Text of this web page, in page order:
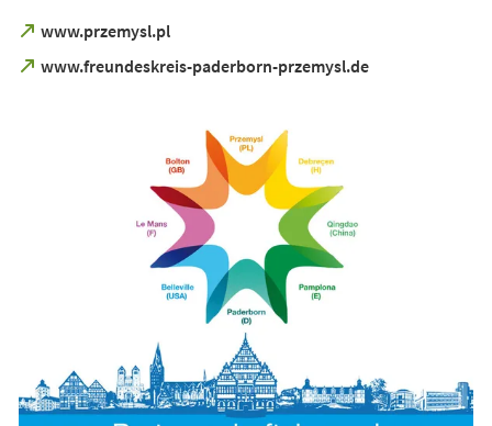
www.przemysl.pl
(Öffnet
einemwww.freundeskreis-paderborn-przemysl.de
(Öffnet